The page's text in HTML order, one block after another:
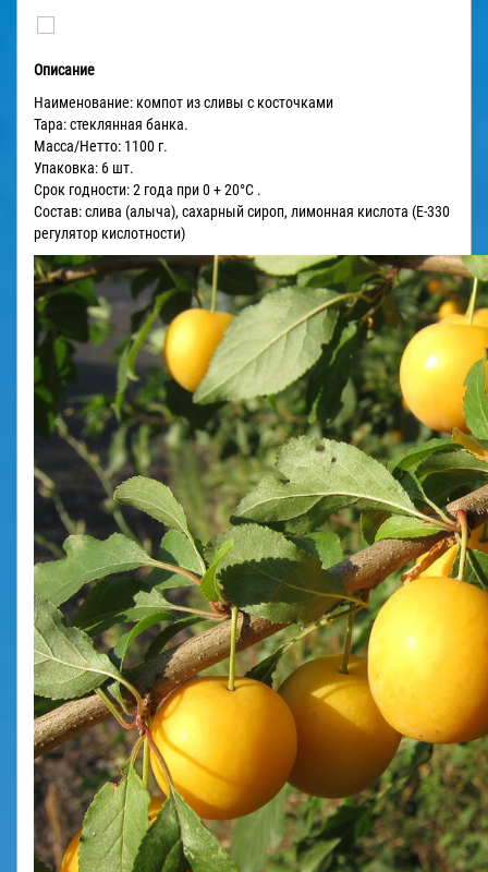
ОТЗЫВЫ
Описание
Наименование: компот из сливы с косточками
Тара: стеклянная банка.
Масса/Нетто: 1100 г.
Упаковка: 6 шт.
Срок годности: 2 года при 0 + 20°С .
Состав:слива (алыча), сахарный сироп, лимонная кислота (Е-330
регулятор кислотности)